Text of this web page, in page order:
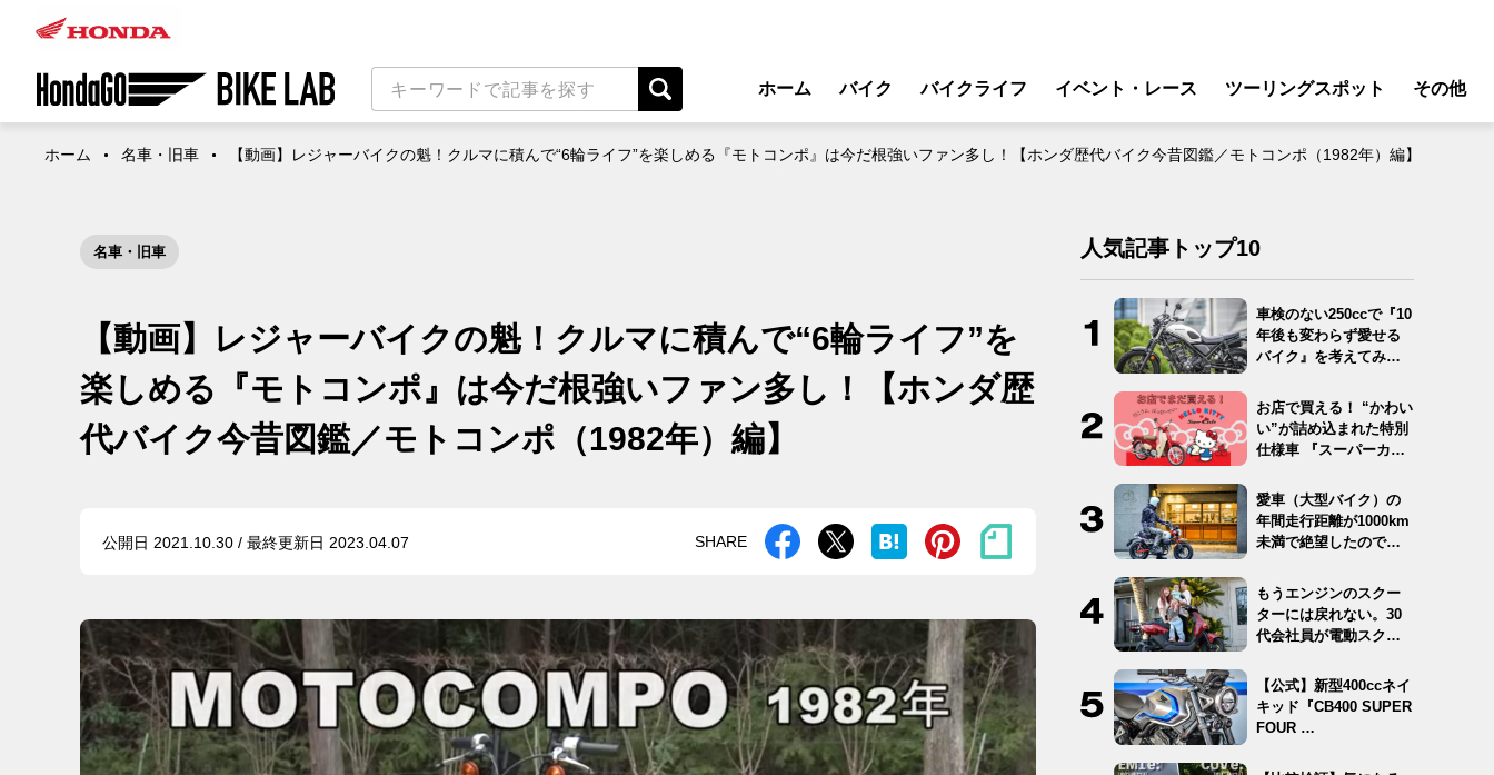
ホーム バイク
ビジネス
バイクライフ
レンタルバイク
メンテナンス
イベント・レース ツーリングスポット その他
ホーム 名車・旧車 【動画】レジャーバイクの魁！クルマに積んで“6輪ライフ”を楽しめる『モトコンポ』は今だ根強いファン多し！【ホンダ歴代バイク今昔図鑑／モトコンポ（1982年）編】
名車・旧車
【動画】レジャーバイクの魁！クルマに積んで“6輪ライフ”を
楽しめる『モトコンポ』は今だ根強いファン多し！【ホンダ歴
代バイク今昔図鑑／モトコンポ（1982年）編】
公開日 2021.10.30 / 最終更新日 2023.04.07 SHARE
人気記事トップ10
車検のない250ccで『10
年後も変わらず愛せる
バイク』を考えてみ
お店で買える！ “かわい
い”が詰め込まれた特別
仕様車 『スーパーカ
愛車（大型バイク）の
年間走行距離が1000km
未満で絶望したので
もうエンジンのスクー
ターには戻れない。30
代会社員が電動スクー
【公式】新型400ccネイ
キッド『CB400 SUPER
FOUR …